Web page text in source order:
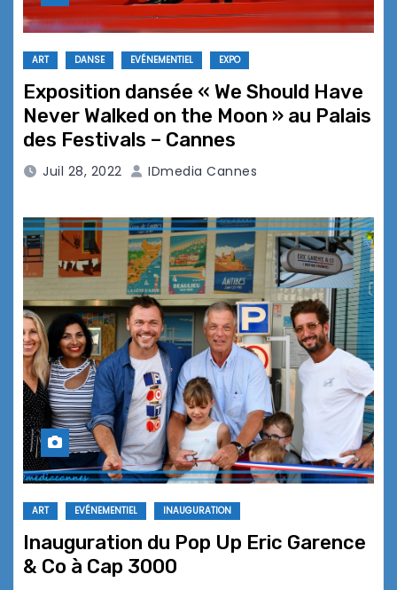
ART DANSE EVÉNEMENTIEL EXPO
Exposition dansée « We Should Have
Never Walked on the Moon » au Palais
des Festivals – Cannes
Juil 28, 2022 IDmedia Cannes
ART EVÉNEMENTIEL INAUGURATION
Inauguration du Pop Up Eric Garence
& Co à Cap 3000